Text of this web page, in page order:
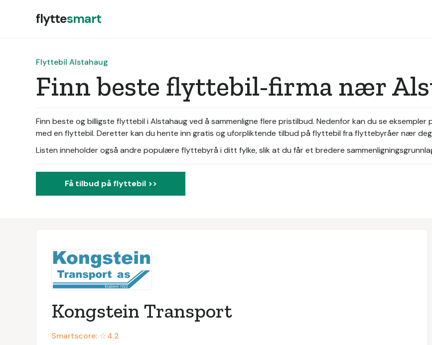
flyttesmart
Flyttebil Alstahaug
Finn beste flyttebil-firma nær
Finn beste og billigste flyttebil i Alstahaug ved å sammenligne flere pristilbud. Nedenfor kan du se
med en flyttebil. Deretter kan du hente inn gratis og uforpliktende tilbud på flyttebil fra flyttebyråer nær
Listen inneholder også andre populære flyttebyrå i ditt fylke, slik at du får et bredere
Få tilbud på flyttebil >>
Kongstein Transport
Smartscore: ☆4.2